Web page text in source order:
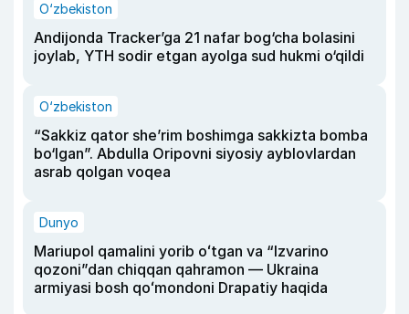
O‘zbekiston
Andijonda Tracker’ga 21 nafar bog‘cha bolasini
joylab, YTH sodir etgan ayolga sud hukmi o‘qildi
O‘zbekiston
“Sakkiz qator she’rim boshimga sakkizta bomba
bo‘lgan”. Abdulla Oripovni siyosiy ayblovlardan
asrab qolgan voqea
Dunyo
Mariupol qamalini yorib oʻtgan va “Izvarino
qozoni”dan chiqqan qahramon — Ukraina
armiyasi bosh qoʻmondoni Drapatiy haqida